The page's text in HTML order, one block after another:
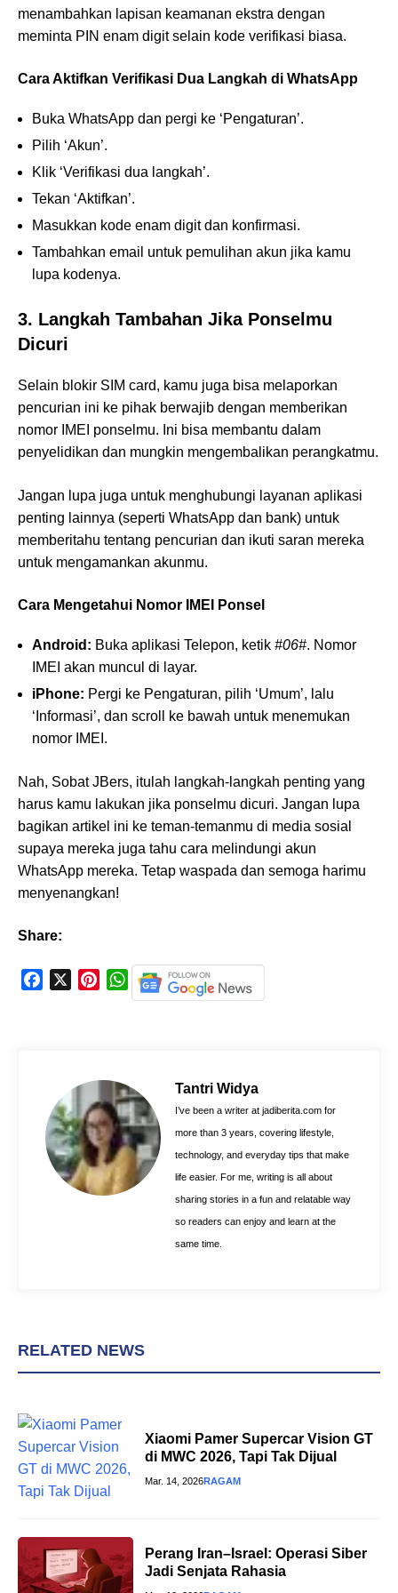
menambahkan lapisan keamanan ekstra dengan
meminta PIN enam digit selain kode verifikasi biasa.
Cara Aktifkan Verifikasi Dua Langkah di WhatsApp
Buka WhatsApp dan pergi ke ‘Pengaturan’.
Pilih ‘Akun’.
Klik ‘Verifikasi dua langkah’.
Tekan ‘Aktifkan’.
Masukkan kode enam digit dan konfirmasi.
Tambahkan email untuk pemulihan akun jika kamu
lupa kodenya.
3. Langkah Tambahan Jika Ponselmu
Dicuri
Selain blokir SIM card, kamu juga bisa melaporkan
pencurian ini ke pihak berwajib dengan memberikan
nomor IMEI ponselmu. Ini bisa membantu dalam
penyelidikan dan mungkin mengembalikan perangkatmu.
Jangan lupa juga untuk menghubungi layanan aplikasi
penting lainnya (seperti WhatsApp dan bank) untuk
memberitahu tentang pencurian dan ikuti saran mereka
untuk mengamankan akunmu.
Cara Mengetahui Nomor IMEI Ponsel
Android: Buka aplikasi Telepon, ketik #06#. Nomor
IMEI akan muncul di layar.
iPhone: Pergi ke Pengaturan, pilih ‘Umum’, lalu
‘Informasi’, dan scroll ke bawah untuk menemukan
nomor IMEI.
Nah, Sobat JBers, itulah langkah-langkah penting yang
harus kamu lakukan jika ponselmu dicuri. Jangan lupa
bagikan artikel ini ke teman-temanmu di media sosial
supaya mereka juga tahu cara melindungi akun
WhatsApp mereka. Tetap waspada dan semoga harimu
menyenangkan!
Share:
k
e
s
t
W
h
A
p
p
Tantri Widya
I’ve been a writer at jadiberita.com for
more than 3 years, covering lifestyle,
technology, and everyday tips that make
life easier. For me, writing is all about
sharing stories in a fun and relatable way
so readers can enjoy and learn at the
same time.
RELATED NEWS
Xiaomi Pamer Supercar Vision GT
di MWC 2026, Tapi Tak Dijual
Mar. 14, 2026RAGAM
Perang Iran–Israel: Operasi Siber
Jadi Senjata Rahasia